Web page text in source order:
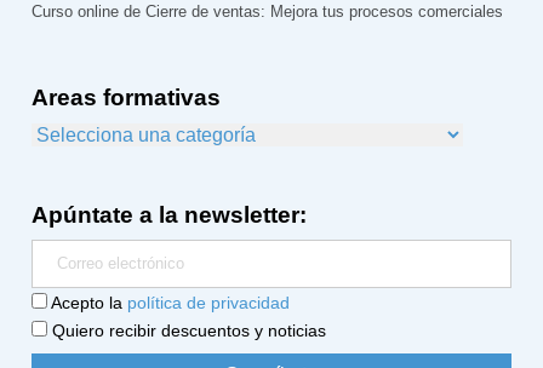
Curso online de Cierre de ventas: Mejora tus procesos comerciales
Areas formativas
Apúntate a la newsletter:
Acepto la política de privacidad
Quiero recibir descuentos y noticias